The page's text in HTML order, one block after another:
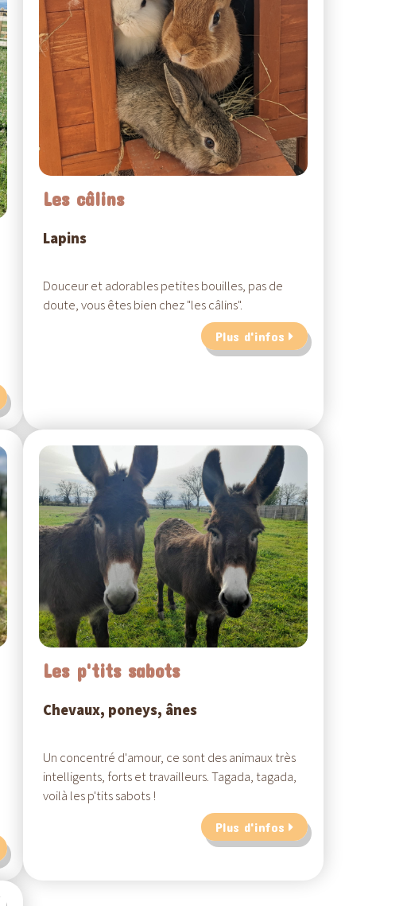
Les câlins
Lapins
Douceur et adorables petites bouilles, pas de
doute, vous êtes bien chez "les câlins".
Plus d'infos
Les p'tits sabots
Chevaux, poneys, ânes
Un concentré d'amour, ce sont des animaux très
intelligents, forts et travailleurs. Tagada, tagada,
voilà les p'tits sabots !
Plus d'infos